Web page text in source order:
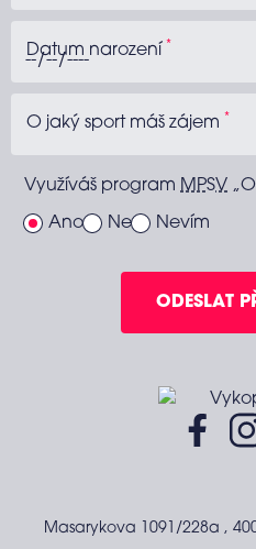
Datum narození *
O jaký sport máš zájem *
Využíváš program MPSV
Ano Ne Nevím
ODESLAT
Masarykova 1091/228a ,